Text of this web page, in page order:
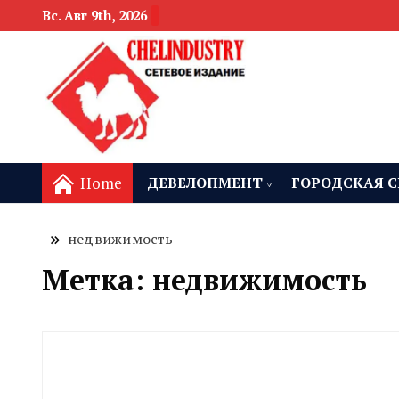
Вс. Авг 9th, 2026
Home ДЕВЕЛОПМЕНТ ГОРОДСКАЯ
недвижимость
Метка: недвижимость